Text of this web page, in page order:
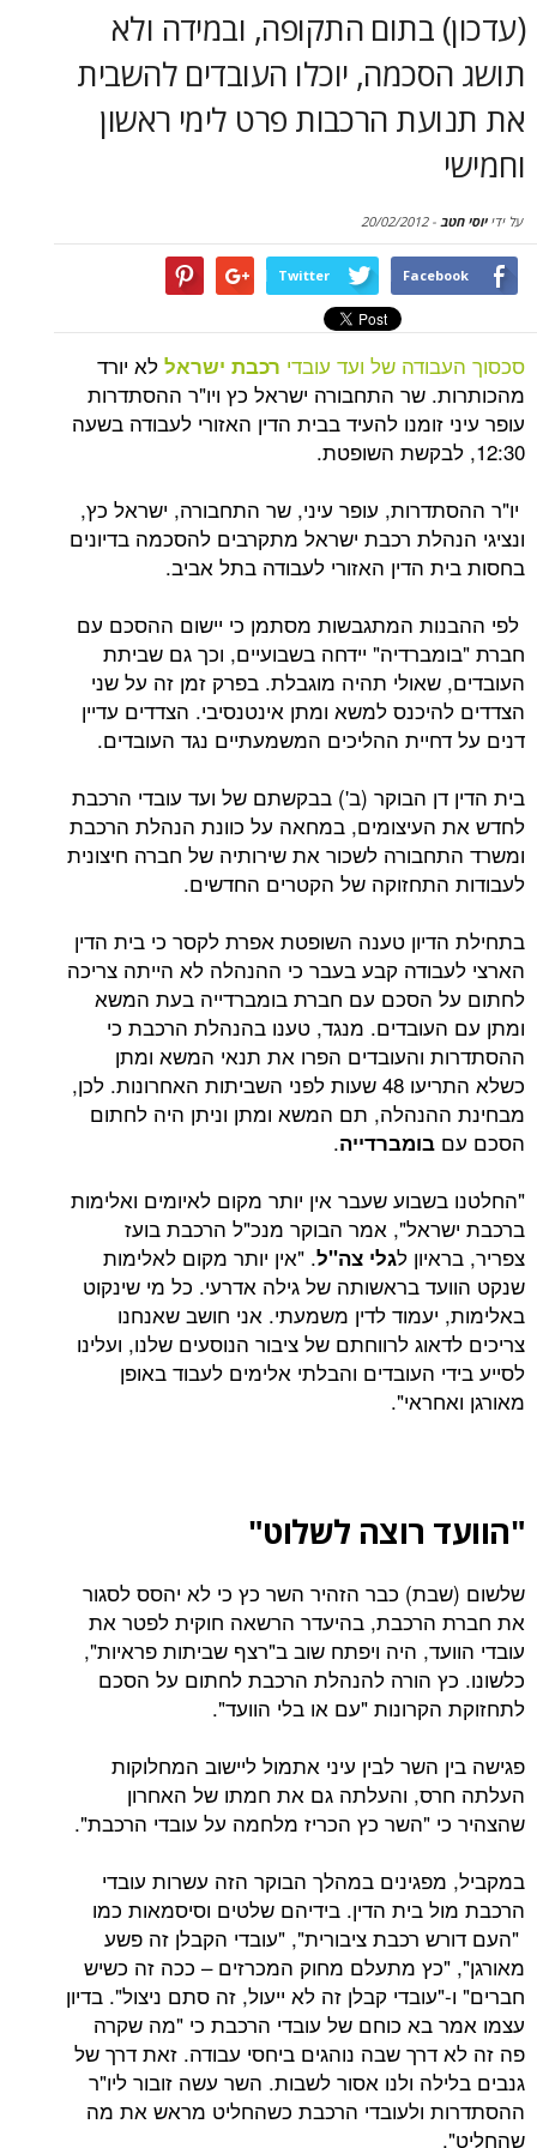
בתום התקופה, ובמידה ולא
יוכלו העובדים להשבית
הרכבות פרט לימי ראשון
20/02/2012
Twitter
של ועד עובדירכבת ישראללא יורד
שר התחבורה ישראל כץ ויו"ר ההסתדרות
להעיד בבית הדין האזורי לעבודה בשעה
עופר עיני, שר התחבורה, ישראל כץ,
רכבת ישראל מתקרבים להסכמה בדיונים
הדין האזורי לעבודה בתל אביב.
המתגבשות מסתמן כי יישום ההסכם עם
יידחה בשבועיים, וכך גם שביתת
תהיה מוגבלת. בפרק זמן זה על שני
למשא ומתן אינטנסיבי. הצדדים עדיין
ההליכים המשמעתיים נגד העובדים.
הבוקר (ב') בבקשתם של ועד עובדי הרכבת
במחאה על כוונת הנהלת הרכבת
לשכור את שירותיה של חברה חיצונית
של הקטרים החדשים.
טענה השופטת אפרת לקסר כי בית הדין
קבע בעבר כי ההנהלה לא הייתה צריכה
הסכם עם חברת בומברדייה בעת המשא
מנגד, טענו בהנהלת הרכבת כי
והעובדים הפרו את תנאי המשא ומתן
כשלא התריעו 48 שעות לפני השביתות האחרונות. לכן,
תם המשא ומתן וניתן היה לחתום
בומברדייה .
שעבר אין יותר מקום לאיומים ואלימות
אמר הבוקר מנכ"ל הרכבת בועז
לגלי צה"ל . "אין יותר מקום לאלימות
בראשותה של גילה אדרעי. כל מי שינקוט
לדין משמעתי. אני חושב שאנחנו
לרווחתם של ציבור הנוסעים שלנו, ועלינו
העובדים והבלתי אלימים לעבוד באופן
רוצה לשלוט"
כבר הזהיר השר כץ כי לא יהסס לסגור
בהיעדר הרשאה חוקית לפטר את
היה ויפתח שוב ב"רצף שביתות פראיות",
הורה להנהלת הרכבת לחתום על הסכם
"עם או בלי הוועד".
לבין עיני אתמול ליישוב המחלוקות
והעלתה גם את חמתו של האחרון
"השר כץ הכריז מלחמה על עובדי הרכבת".
במהלך הבוקר הזה עשרות עובדי
בית הדין. בידיהם שלטים וסיסמאות כמו
רכבת ציבורית", "עובדי הקבלן זה פשע
מתעלם מחוק המכרזים – ככה זה כשיש
קבלן זה לא ייעול, זה סתם ניצול". בדיון
כוחם של עובדי הרכבת כי "מה שקרה
שבה נוהגים ביחסי עבודה. זאת דרך של
ולנו אסור לשבות. השר עשה זובור ליו"ר
ולעובדי הרכבת כשהחליט מראש את מה